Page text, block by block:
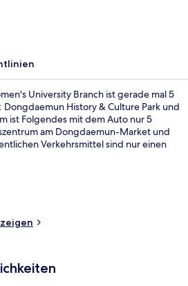
University Branch ist gerade mal 5
History & Culture Park und
ist Folgendes mit dem Auto nur 5
am Dongdaemun-Market und
Verkehrsmittel sind nur einen
Bomun 11 Minuten.